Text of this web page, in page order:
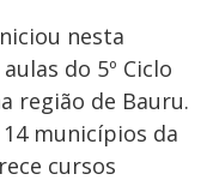
nesta
do 5º Ciclo
região de Bauru.
municípios da
cursos